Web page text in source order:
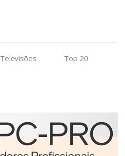
Televisões Top 20
Etiquetas
Brother BCS-1J074102-121
etiqueta para impressão
Branco